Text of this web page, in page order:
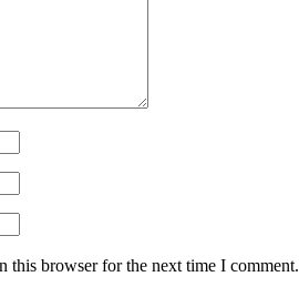
this browser for the next time I comment.